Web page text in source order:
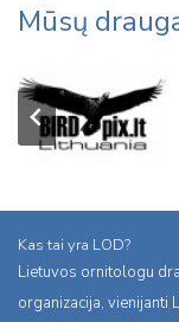
Mūsų
Kas tai yra LOD?
Lietuvos ornitologu
organizacija, vienijanti